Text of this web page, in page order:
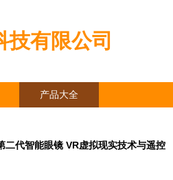
技有限公司
产品大全
二代智能眼镜 VR虚拟现实技术与遥控